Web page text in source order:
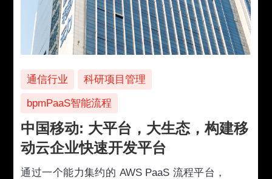
通信行业 科研项目管理
bpmPaaS智能流程
中国移动: 大平台，大生态，构建移
动云企业快速开发平台
通过一个能力集约的 AWS PaaS 流程平台，